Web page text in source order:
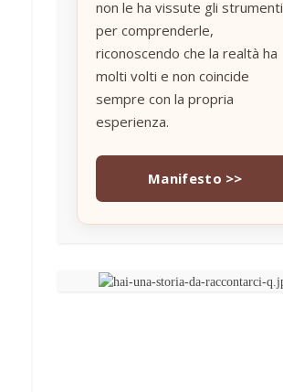
non le ha vissute gli strumenti
per comprenderle,
riconoscendo che la realtà ha
molti volti e non coincide
sempre con la propria
esperienza.
Manifesto >>